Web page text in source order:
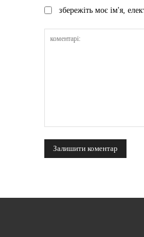
збережіть моє ім'я,